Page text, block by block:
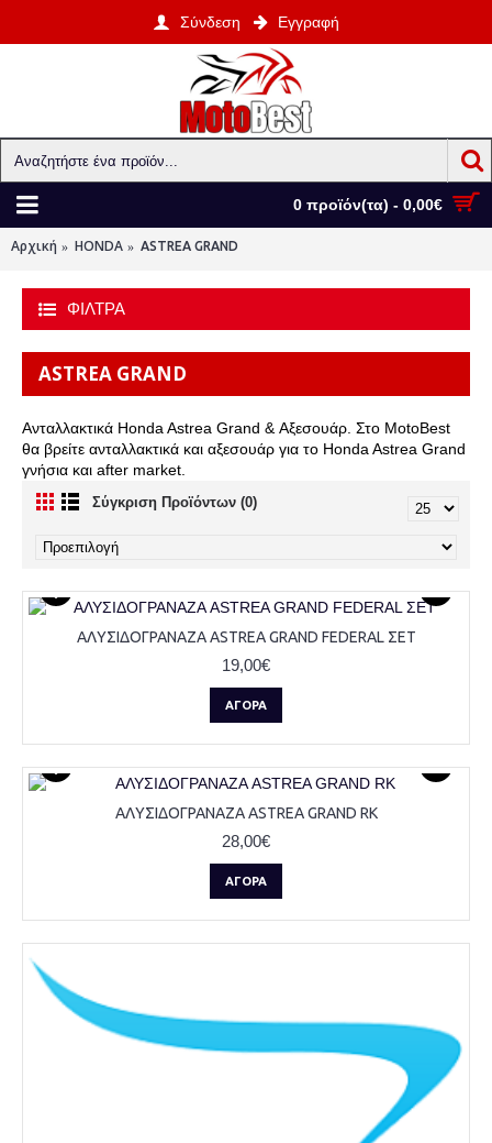
Σύνδεση Εγγραφή
0 προϊόν(τα) - 0,00€
Αρχική HONDA ASTREA GRAND
ΦΙΛΤΡΑ
ASTREA GRAND
Ανταλλακτικά Honda Astrea Grand & Αξεσουάρ. Στο MotoBest
θα βρείτε ανταλλακτικά και αξεσουάρ για το Honda Astrea Grand
γνήσια και after market.
Σύγκριση Προϊόντων (0)
ΑΛΥΣΙΔΟΓΡΑΝΑΖΑ ASTREA GRAND FEDERAL ΣΕΤ
19,00€
ΑΓΟΡΆ
ΑΛΥΣΙΔΟΓΡΑΝΑΖΑ ASTREA GRAND RK
28,00€
ΑΓΟΡΆ